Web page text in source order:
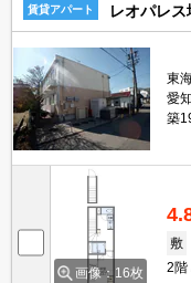
賃貸アパート レオパレス
東
愛
築
画像：16枚
敷
2階